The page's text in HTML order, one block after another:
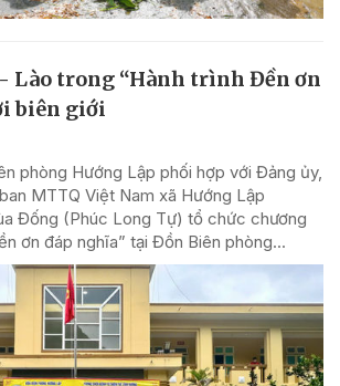
Lào trong “Hành trình Đền ơn
biên giới
phòng Hướng Lập phối hợp với Đảng ủy,
MTTQ Việt Nam xã Hướng Lập
Đống (Phúc Long Tự) tổ chức chương
ơn đáp nghĩa” tại Đồn Biên phòng...